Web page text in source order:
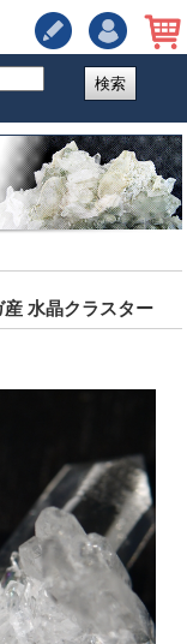
検索
水晶クラスター